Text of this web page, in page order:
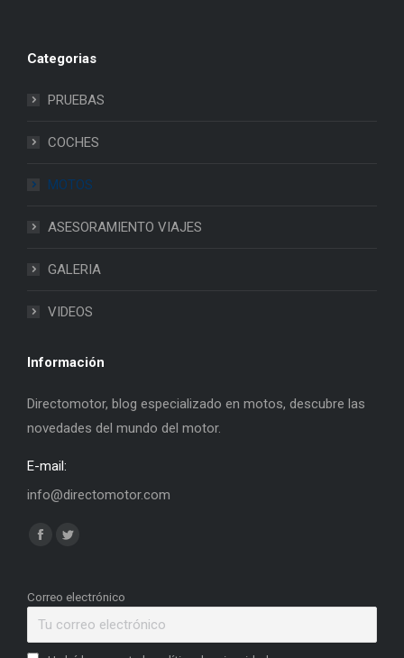
Categorias
PRUEBAS
COCHES
MOTOS
ASESORAMIENTO VIAJES
GALERIA
VIDEOS
Información
Directomotor, blog especializado en motos, descubre las
novedades del mundo del motor.
E-mail:
info@directomotor.com
Find us on:
Facebook
opens
Twitter
opens
Correo electrónico